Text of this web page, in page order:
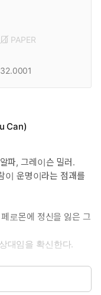
PAPER
Can)
파, 그레이슨 밀러.
이 운명이라는 점괘를
로몬에 정신을 잃은 그
대임을 확신한다.
얽혀 버리는데...